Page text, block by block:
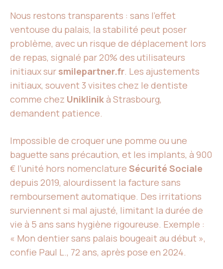
Nous restons transparents : sans l’effet
ventouse du palais, la stabilité peut poser
problème, avec un risque de déplacement lors
de repas, signalé par 20% des utilisateurs
initiaux sur smilepartner.fr. Les ajustements
initiaux, souvent 3 visites chez le dentiste
comme chez Uniklinikà Strasbourg,
demandent patience.
Impossible de croquer une pomme ou une
baguette sans précaution, et les implants, à 900
€ l’unité hors nomenclature Sécurité Sociale
depuis 2019, alourdissent la facture sans
remboursement automatique. Des irritations
surviennent si mal ajusté, limitant la durée de
vie à 5 ans sans hygiène rigoureuse. Exemple :
« Mon dentier sans palais bougeait au début »,
confie Paul L., 72 ans, après pose en 2024.